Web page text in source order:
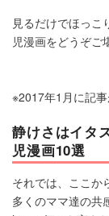
見るだけでほっ
児漫画をどうぞご
※2017年1月に記事
静けさはイタ
児漫画10選
それでは、ここか
多くのママ達の共